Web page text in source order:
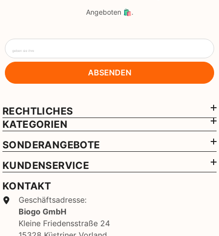
Angeboten 🛍️.
geben sie ihre
ABSENDEN
RECHTLICHES
KATEGORIEN
SONDERANGEBOTE
KUNDENSERVICE
KONTAKT
Geschäftsadresse:
Biogo GmbH
Kleine Friedensstraße 24